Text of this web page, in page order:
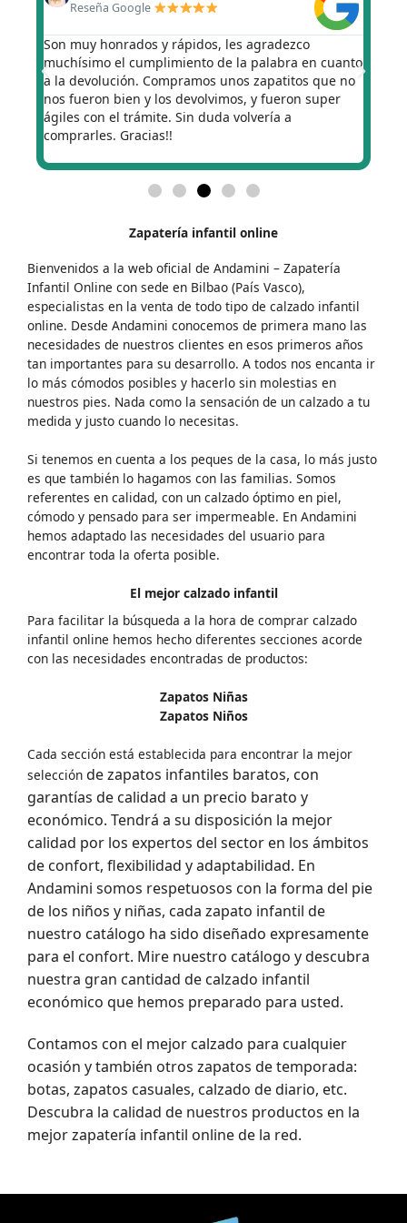
Reseña Google
Son muy honrados y rápidos, les agradezco
muchísimo el cumplimiento de la palabra en cuanto
a la devolución. Compramos unos zapatitos que no
nos fueron bien y los devolvimos, y fueron super
ágiles con el trámite. Sin duda volvería a
comprarles. Gracias!!
Zapatería infantil online
Bienvenidos a la web oficial de Andamini – Zapatería
Infantil Online con sede en Bilbao (País Vasco),
especialistas en la venta de todo tipo de calzado infantil
online. Desde Andamini conocemos de primera mano las
necesidades de nuestros clientes en esos primeros años
tan importantes para su desarrollo. A todos nos encanta ir
lo más cómodos posibles y hacerlo sin molestias en
nuestros pies. Nada como la sensación de un calzado a tu
medida y justo cuando lo necesitas.
Si tenemos en cuenta a los peques de la casa, lo más justo
es que también lo hagamos con las familias. Somos
referentes en calidad, con un calzado óptimo en piel,
cómodo y pensado para ser impermeable. En Andamini
hemos adaptado las necesidades del usuario para
encontrar toda la oferta posible.
El mejor calzado infantil
Para facilitar la búsqueda a la hora de comprar calzado
infantil online hemos hecho diferentes secciones acorde
con las necesidades encontradas de productos:
Zapatos Niñas
Zapatos Niños
Cada sección está establecida para encontrar la mejor
selección de zapatos infantiles baratos, con
garantías de calidad a un precio barato y
económico. Tendrá a su disposición la mejor
calidad por los expertos del sector en los ámbitos
de confort, flexibilidad y adaptabilidad. En
Andamini somos respetuosos con la forma del pie
de los niños y niñas, cada zapato infantil de
nuestro catálogo ha sido diseñado expresamente
para el confort. Mire nuestro catálogo y descubra
nuestra gran cantidad de calzado infantil
económico que hemos preparado para usted.
Contamos con el mejor calzado para cualquier
ocasión y también otros zapatos de temporada:
botas, zapatos casuales, calzado de diario, etc.
Descubra la calidad de nuestros productos en la
mejor zapatería infantil online de la red.